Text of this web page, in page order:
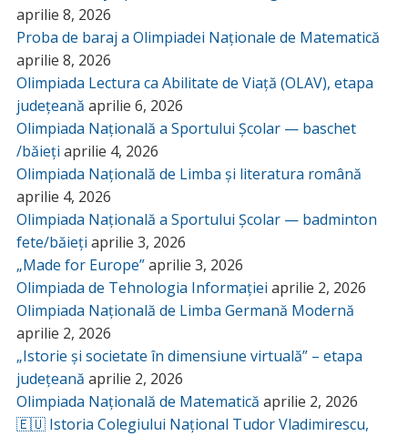
aprilie 8, 2026
Proba de baraj a Olimpiadei Naționale de Matematică
aprilie 8, 2026
Olimpiada Lectura ca Abilitate de Viață (OLAV), etapa
județeană aprilie 6, 2026
Olimpiada Națională a Sportului Școlar — baschet
/băieți aprilie 4, 2026
Olimpiada Națională de Limba și literatura română
aprilie 4, 2026
Olimpiada Națională a Sportului Școlar — badminton
fete/băieți aprilie 3, 2026
„Made for Europe”aprilie 3, 2026
Olimpiada de Tehnologia Informației aprilie 2, 2026
Olimpiada Națională de Limba Germană Modernă
aprilie 2, 2026
„Istorie și societate în dimensiune virtuală” – etapa
județeană aprilie 2, 2026
Olimpiada Națională de Matematică aprilie 2, 2026
🇪🇺 Istoria Colegiului Național Tudor Vladimirescu,